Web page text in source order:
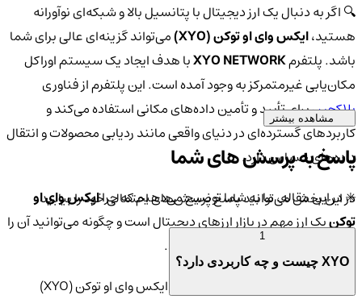
🔍 اگر به دنبال یک ارز دیجیتال با پتانسیل بالا و شبکه‌ای نوآورانه
هستید،ایکس وای او توکن (XYO)
می‌تواند گزینه‌ای عالی برای شما
باشد. پلتفرمXYO NETWORKبا هدف ایجاد یک سیستم اوراکل
مکان‌یابی غیرمتمرکز به وجود آمده است. این پلتفرم از فناوری
بلاکچینبرای تأیید و تأمین داده‌های مکانی استفاده می‌کند و
کاربردهای گسترده‌ای در دنیای واقعی مانند ردیابی محصولات و انتقال
داده‌های حساس دارد.
✳️ در این مقاله، ما به شما توضیح می‌دهیم که چراایکس وای او
توکنیک ارز مهم در بازار ارزهای دیجیتال است و چگونه می‌توانید آن را
صرافی کیف پول من
ویژگی‌های منحصر به فرد ارز دیجیتال ایکس وای او توکن (XYO)
مشاهده بیشتر
پاسخ به پرسش های شما
در این بخش می‌توانید پاسخ پرسش‌های احتمالی خود را بیابید
XYO چیست و چه کاربردی دارد؟